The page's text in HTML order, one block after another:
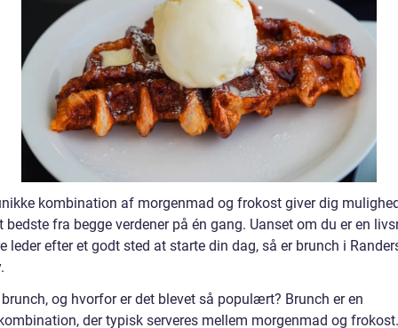
kombination af morgenmad og frokost giver dig
bedste fra begge verdener på én gang. Uanset om du er en
leder efter et godt sted at starte din dag, så er brunch i
og hvorfor er det blevet så populært? Brunch er en
der typisk serveres mellem morgenmad og